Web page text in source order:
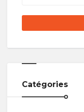
Catégories